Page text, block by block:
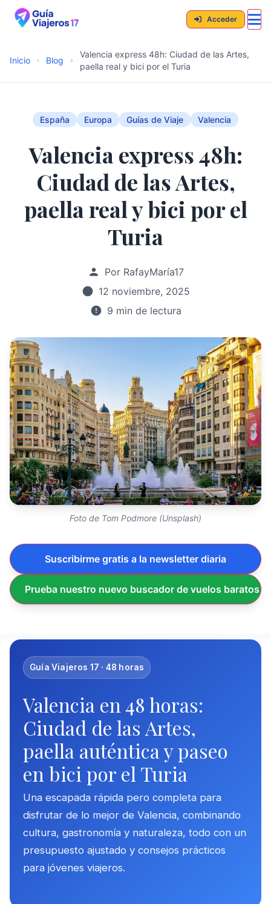
Acceder
Inicio Blog
Valencia express 48h: Ciudad de las Artes,
paella real y bici por el Turia
España Europa Guías de Viaje Valencia
Valencia express 48h:
Ciudad de las Artes,
paella real y bici por el
Turia
Por RafayMaría17
12 noviembre, 2025
9 min de lectura
Foto de Tom Podmore (Unsplash)
Suscribirme gratis a la newsletter diaria
Prueba nuestro nuevo buscador de vuelos baratos
Guía Viajeros 17 · 48 horas
Valencia en 48 horas:
Ciudad de las Artes,
paella auténtica y paseo
en bici por el Turia
Una escapada rápida pero completa para
disfrutar de lo mejor de Valencia, combinando
cultura, gastronomía y naturaleza, todo con un
presupuesto ajustado y consejos prácticos
para jóvenes viajeros.